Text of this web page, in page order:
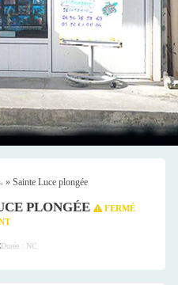
» Sainte Luce plongée
PLONGÉE
FERMÉ
Durée : NC